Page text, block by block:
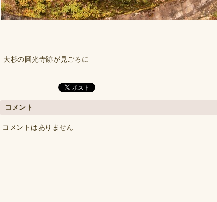
大杉の圓光寺跡が見ごろに
コメント
コメントはありません